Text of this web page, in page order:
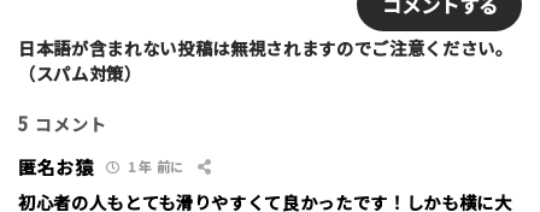
*
i日本語が含まれない投稿は無視されますのでご注意ください。
（スパム対策）
5 コメント
匿名お猿 1 年 前に
初心者の人もとても滑りやすくて良かったです！しかも横に大